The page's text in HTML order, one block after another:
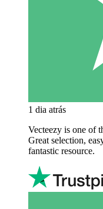
1 dia atrás
Vecteezy is one of
Great selection,
fantastic resource.